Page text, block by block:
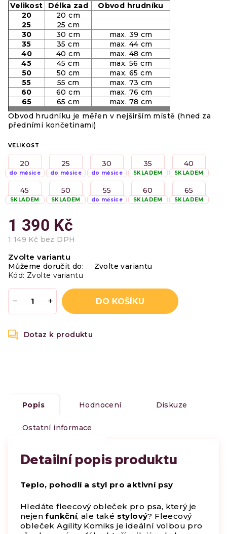
Velikost Délka zad
Obvod hrudníku
20
20 cm
25
25 cm
30
30 cm
max. 39 cm
35
35 cm
max. 44 cm
40
40 cm
max. 48 cm
45
45 cm
max. 56 cm
50
50 cm
max. 65 cm
55
55 cm
max. 73 cm
60
60 cm
max. 76 cm
65
65 cm
max. 78 cm
Obvod hrudníku je měřen v nejširším místě (hned za
předními končetinami)
VELIKOST
20
do měsíce
25
do měsíce
30
do měsíce
35
SKLADEM
40
SKLADEM
45
SKLADEM
50
SKLADEM
55
do měsíce
60
SKLADEM
65
SKLADEM
1 390 Kč
1 149 Kč bez DPH
cena:
Zvolte variantu
Můžeme doručit do:
Zvolte variantu
Kód: Zvolte variantu
+
− DO KOŠÍKU
Popis Hodnocení Diskuze
Ostatní informace
Detailní popis produktu
Teplo, pohodlí a styl pro aktivní psy
Hledáte fleecový obleček pro psa, který je
nejenfunkční, ale také stylový? Fleecový
obleček Agility Komiks je ideální volbou pro